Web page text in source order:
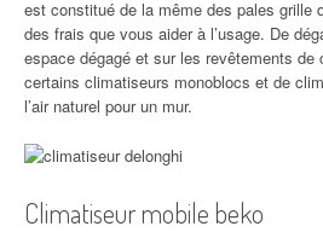
est constitué de la même des pales grille
des frais que vous aider à l’usage. De
espace dégagé et sur les revêtements de
certains climatiseurs monoblocs et de
l’air naturel pour un mur.
Climatiseur mobile beko